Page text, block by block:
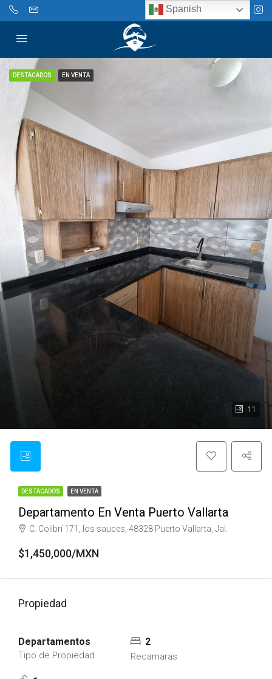
11
DESTACADOS EN VENTA
DESTACADOS EN VENTA
Departamento En Venta Puerto Vallarta
C. Colibrí 171, los sauces, 48328 Puerto Vallarta, Jal.
$1,450,000/MXN
Propiedad
Departamentos
Tipo de Propiedad
2
Recamaras
Spanish